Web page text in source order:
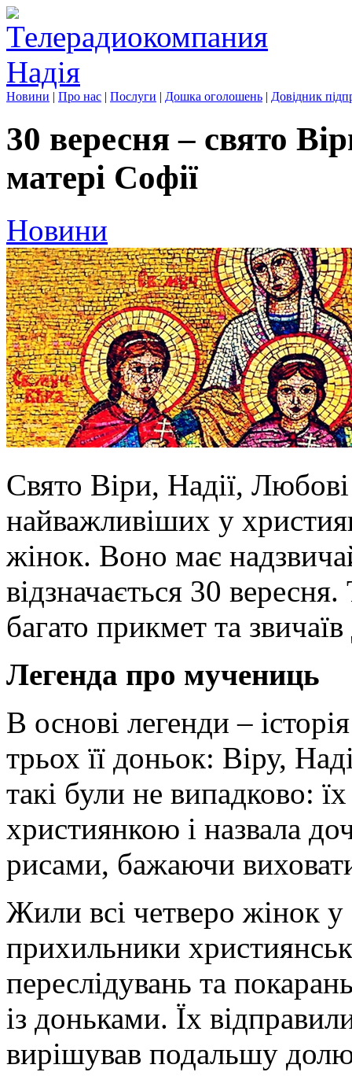
Новини | Про нас | Послуги | Дошка оголошень | Довідник
30 вересня – свято
матері Софії
Новини
Свято Віри, Надії, Любові
найважливіших у
жінок. Воно має
відзначається 30
багато прикмет та
Легенда про мучениць
В основі легенди –
трьох її доньок: Віру,
такі були не випадково:
християнкою і назвала
рисами, бажаючи
Жили всі четверо жінок
прихильники
переслідувань та
із доньками. Їх
вирішував подальшу долю